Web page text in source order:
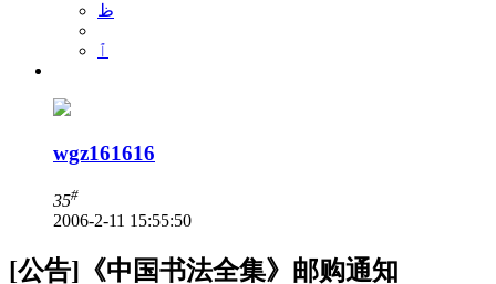
ظ
ٱ
wgz161616
35#
2006-2-11 15:55:50
[公告]《中国书法全集》邮购通知